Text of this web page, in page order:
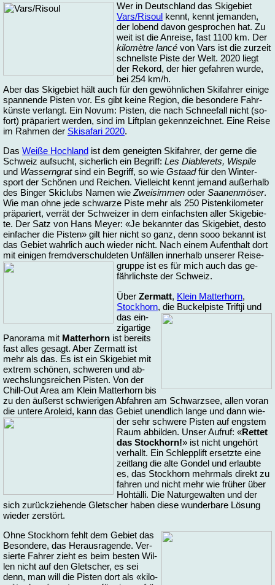
Wer in Deutsch­land das Ski­ge­biet
Vars/Ri­soul kennt, kennt je­man­den,
der lo­bend da­von ge­spro­chen hat. Zu
weit ist die An­rei­se, fast 1100 km. Der
ki­lo­mè­tre lan­cé von Vars ist die zur­zeit
schnells­te Pis­te der Welt. 2020 liegt
der Re­kord, der hier ge­fah­ren wur­de,
bei 254 km/h.
Aber das Ski­ge­biet hält auch für den ge­wöhn­li­chen Ski­fah­rer ei­ni­ge
span­nen­de Pis­ten vor. Es gibt kei­ne Re­gi­on, die be­son­de­re Fahr­
küns­te ver­langt. Ein No­vum: Pis­ten, die nach Schnee­fall nicht (so­
fort) prä­pa­riert wer­den, sind im Lift­plan ge­kenn­zeich­net. Ei­ne Rei­se
im Rah­men der Ski­sa­fa­ri 2020.
Das Wei­ße Hoch­land ist dem ge­neig­ten Ski­fah­rer, der ger­ne die
Schweiz auf­sucht, si­cher­lich ein Be­griff: Les Dia­ble­rets, Wi­spi­le
und Was­sern­gratsind ein Be­griff, so wie Gstaad für den Win­ter­
sport der Schö­nen und Rei­chen. Viel­leicht kennt je­mand au­ßer­halb
des Bin­ger Skic­lubs Na­men wie Zwei­sim­men oder Saa­nen­mö­ser.
Wie man oh­ne je­de schwar­ze Pis­te mehr als 250 Pis­ten­ki­lo­me­ter
prä­pa­riert, ver­rät der Schwei­zer in dem ein­fachs­ten al­ler Ski­ge­bie­
te. Der Satz von Hans Mey­er: «Je be­kann­ter das Ski­ge­biet, de­sto
ein­fa­cher die Pis­ten» gilt hier nicht so ganz, denn sooo be­kannt ist
das Ge­biet wahr­lich auch wie­der nicht. Nach ei­nem Auf­ent­halt dort
mit ei­ni­gen fremd­ver­schul­de­ten Un­fäl­len in­ner­halb un­se­rer Rei­se­
grup­pe ist es für mich auch das ge­
fähr­lichs­te der Schweiz.
Über Zer­matt, Klein Mat­ter­horn,
Stock­horn, die Bu­ckel­pis­te Trift­ji und
das ein­
zig­ar­ti­ge
Pa­no­ra­ma mit Mat­ter­horn ist be­reits
fast al­les ge­sagt. Aber Zer­matt ist
mehr als das. Es ist ein Ski­ge­biet mit
ex­trem schö­nen, schwe­ren und ab­
wechs­lungs­rei­chen Pis­ten. Von der
Chill-Out Area am Klein Mat­ter­horn bis
zu den äu­ßerst schwie­ri­gen Ab­fah­ren am Schwarz­see, al­len vor­an
die un­te­re Aro­leid, kann das Ge­biet un­end­lich lan­ge und dann wie­
der sehr schwe­re Pis­ten auf engs­tem
Raum ab­bil­den. Un­ser Auf­ruf: «Ret­tet
das Stock­horn!» ist nicht un­ge­hört
ver­hallt. Ein Schlepp­lift er­setz­te ei­ne
zeit­lang die al­te Gon­del und er­laub­te
es, das Stock­horn mehr­mals di­rekt zu
fah­ren und nicht mehr wie frü­her über
Hoh­täl­li. Die Na­tur­ge­wal­ten und der
sich zu­rück­zie­hen­de Glet­scher ha­ben die­se wun­der­ba­re Lö­sung
wie­der zer­stört.
Oh­ne Stock­horn fehlt dem Ge­biet das
Be­son­de­re, das Heraus­ra­gen­de. Ver­
sier­te Fah­rer zieht es beim bes­ten Wil­
len nicht auf den Glet­scher, es sei
denn, man will die Pis­ten dort als «ki­lo­